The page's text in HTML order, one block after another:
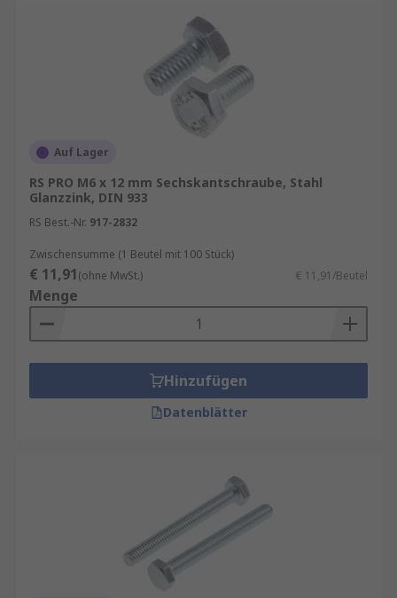
Auf Lager
RS PRO M6 x 12 mm Sechskantschraube, Stahl
Glanzzink, DIN 933
RS Best.-Nr. 917-2832
Zwischensumme (1 Beutel mit 100 Stück)
€ 11,91(ohne MwSt.) € 11,91/Beutel
Menge
Hinzufügen
Datenblätter